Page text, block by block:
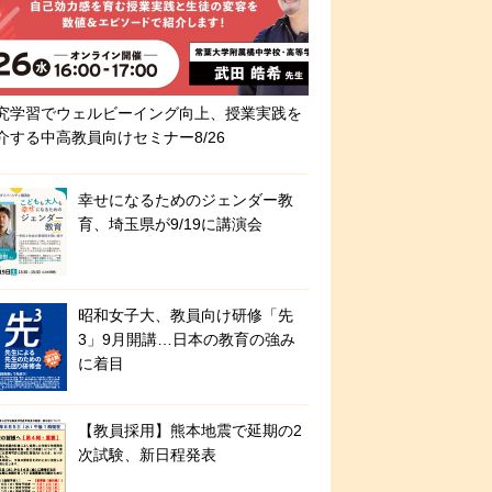
学習でウェルビーイング向上、授業実践を
する中高教員向けセミナー8/26
幸せになるためのジェンダー教
育、埼玉県が9/19に講演会
昭和女子大、教員向け研修「先
3」9月開講…日本の教育の強み
に着目
【教員採用】熊本地震で延期の2
次試験、新日程発表